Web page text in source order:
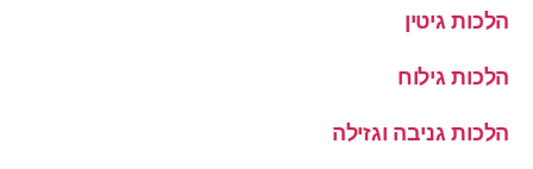
הלכות גיטין
הלכות גילוח
הלכות גניבה וגזילה